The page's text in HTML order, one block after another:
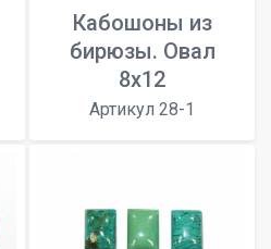
Кабошоны из
бирюзы. Овал
8x12
Артикул 28-1